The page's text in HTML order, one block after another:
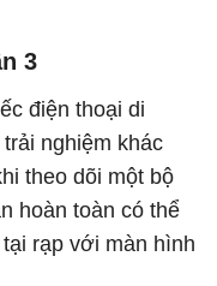
3
điện thoại di
nghiệm khác
theo dõi một bộ
hoàn toàn có thể
rạp với màn hình